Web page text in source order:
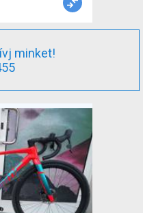
minket!